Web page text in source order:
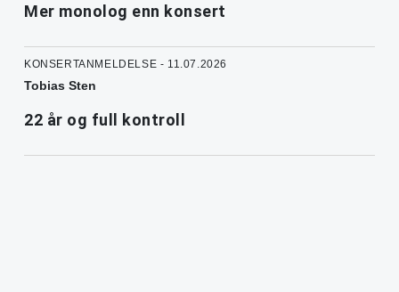
Mer monolog enn konsert
KONSERTANMELDELSE - 11.07.2026
Tobias Sten
22 år og full kontroll